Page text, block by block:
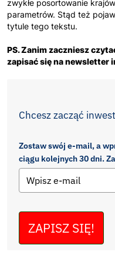
zwykłe posortowanie
parametrów. Stąd też
tytule tego tekstu.
PS. Zanim zaczniesz
zapisać się na newsletter
Chcesz zacząć
Zostaw swój e-mail, a
ciągu kolejnych 30 dni.
ZAPISZ SIĘ!